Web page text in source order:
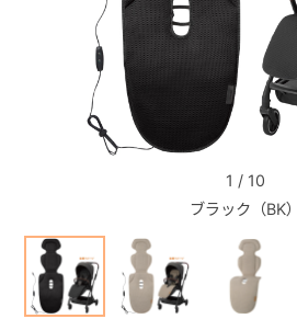
ブラック（BK）
1 / 10